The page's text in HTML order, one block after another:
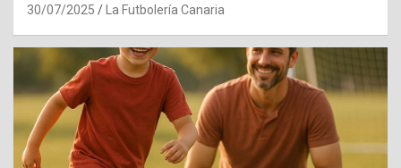
30/07/2025 La Futbolería Canaria